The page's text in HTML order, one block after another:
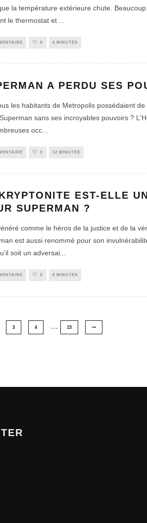
la température extérieure chute. Beaucoup
le thermostat et
0 6 MINUTES
A PERDU SES
les habitants de Metropolis possédaient
sans ses incroyables pouvoirs ?
occ...
0 12 MINUTES
EST-ELLE
SUPERMAN ?
comme le héros de la justice et de la
est aussi renommé pour son
soit un adversai...
0 8 MINUTES
3 4 … 15